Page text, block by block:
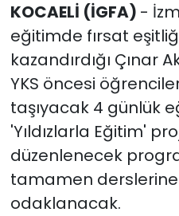
KOCAELİ (İGFA) -
eğitimde fırsat
kazandırdığı Çınar
YKS öncesi
taşıyacak 4 günlük
'Yıldızlarla Eğitim'
düzenlenecek
tamamen
odaklanacak.